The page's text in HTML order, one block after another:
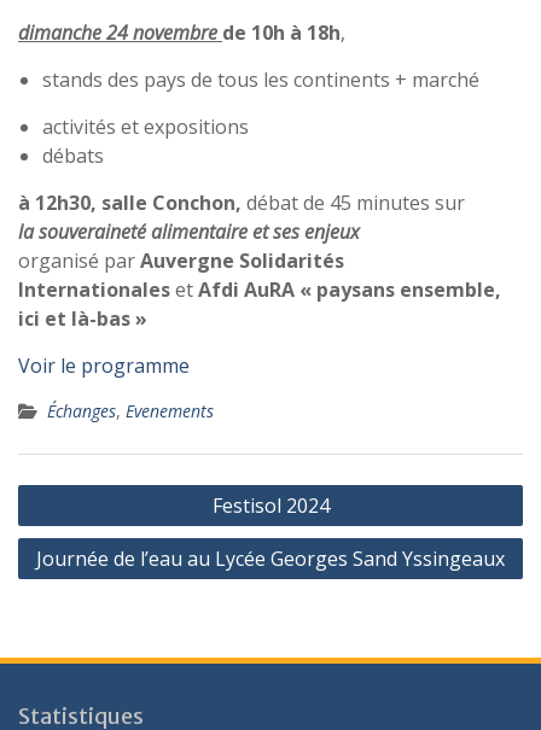
dimanche 24 novembre de 10h à 18h,
stands des pays de tous les continents + marché
activités et expositions
débats
à 12h30, salle Conchon, débat de 45 minutes sur
la souveraineté alimentaire et ses enjeux
organisé parAuvergne Solidarités
InternationalesetAfdi AuRA « paysans ensemble,
ici et là-bas »
Voir le programme
Échanges, Evenements
Navigation
de
l’article
Festisol 2024
Journée de l’eau au Lycée Georges Sand Yssingeaux
Statistiques